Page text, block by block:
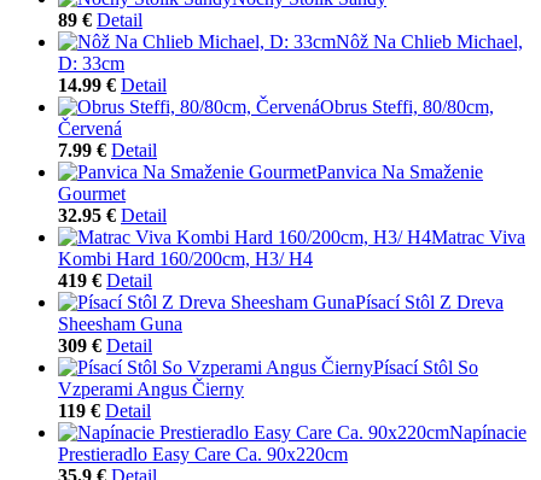
89 € Detail
Nôž Na Chlieb Michael,
D: 33cm
14.99 € Detail
Obrus Steffi, 80/80cm,
Červená
7.99 € Detail
Panvica Na Smaženie
Gourmet
32.95 € Detail
Matrac Viva
Kombi Hard 160/200cm, H3/ H4
419 € Detail
Písací Stôl Z Dreva
Sheesham Guna
309 € Detail
Písací Stôl So
Vzperami Angus Čierny
119 € Detail
Napínacie
Prestieradlo Easy Care Ca. 90x220cm
35.9 € Detail